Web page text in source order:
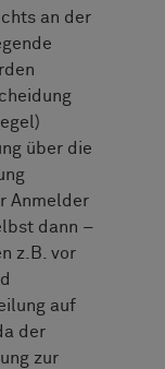
an der
über die
Anmelder
dann –
z.B. vor
auf
der
zur